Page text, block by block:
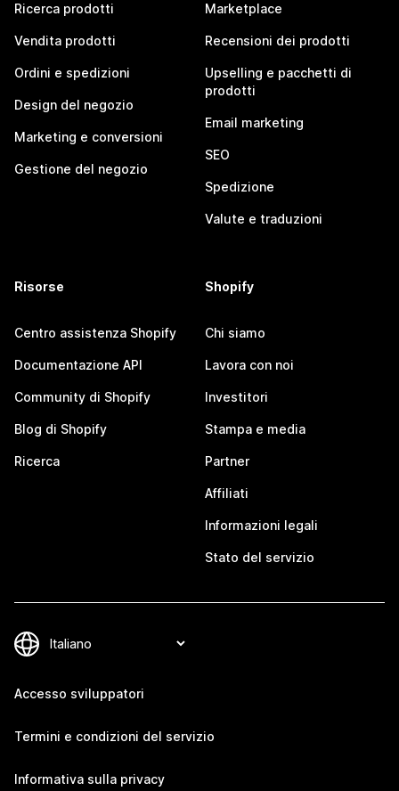
Ricerca prodotti
Vendita prodotti
Ordini e spedizioni
Design del negozio
Marketing e conversioni
Gestione del negozio
Marketplace
Recensioni dei prodotti
Upselling e pacchetti di
prodotti
Email marketing
SEO
Spedizione
Valute e traduzioni
Risorse
Centro assistenza Shopify
Documentazione API
Community di Shopify
Blog di Shopify
Ricerca
Shopify
Chi siamo
Lavora con noi
Investitori
Stampa e media
Partner
Affiliati
Informazioni legali
Stato del servizio
Accesso sviluppatori
Termini e condizioni del servizio
Informativa sulla privacy